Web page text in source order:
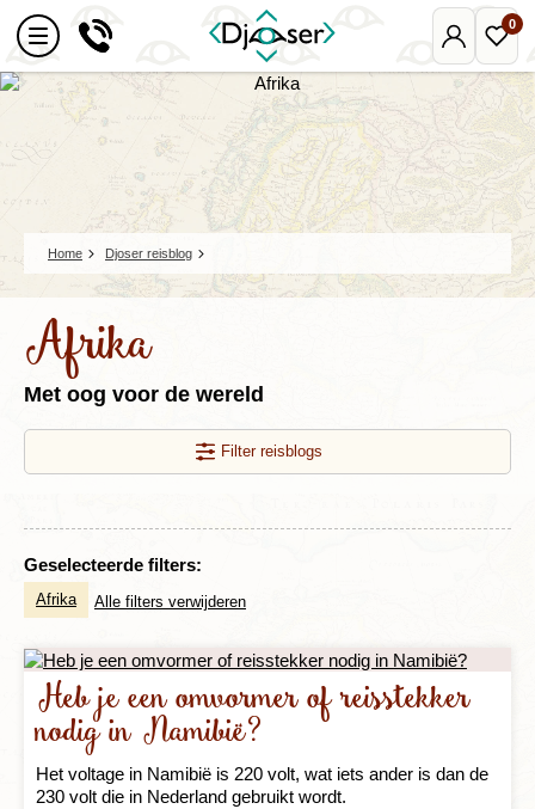
Mijn
Djoser
0
Home Djoser reisblog
Afrika
Met oog voor de wereld
Filter reisblogs
Geselecteerde filters:
Afrika Alle filters verwijderen
Heb je een omvormer of reisstekker
nodig in Namibië?
Het voltage in Namibië is 220 volt, wat iets ander is dan de
230 volt die in Nederland gebruikt wordt.